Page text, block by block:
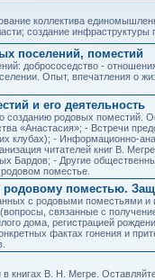
коллектива
создание инфраструктуры
поселений, поместий
добрососедство -
Опыт, впечатления о
и его деятельность
созданию родовых поместий.
«Анастасия»; - Встречи
клубах); - Информационно-
читателей книг В.
- Другие
поместье.
поместью.
с родовыми поместьями
связанные с
дома, регистрацией
фактах гонения и
книгах В. Н. Мегре.